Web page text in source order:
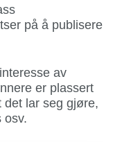
på å publisere
av
er plassert
det lar seg gjøre,
osv.